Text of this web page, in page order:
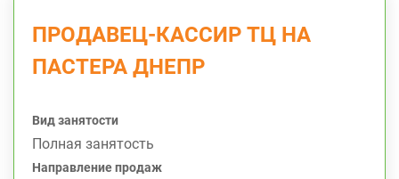
ПРОДАВЕЦ-КАССИР ТЦ НА
ПАСТЕРА ДНЕПР
Вид занятости
Полная занятость
Направление продаж